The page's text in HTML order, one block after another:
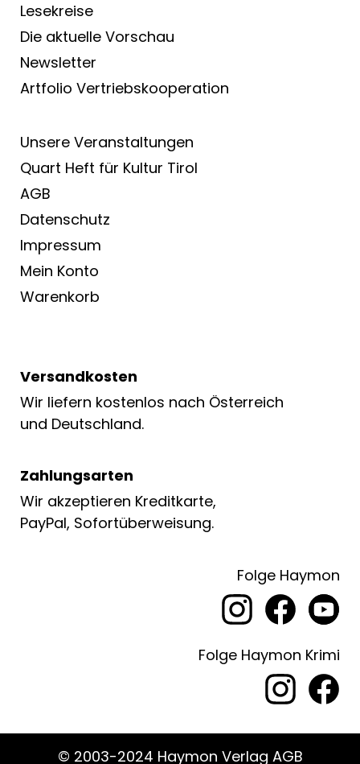
Lesekreise
Die aktuelle Vorschau
Newsletter
Artfolio Vertriebs­kooperation
Unsere Veranstaltungen
Quart Heft für Kultur Tirol
AGB
Datenschutz
Impressum
Mein Konto
Warenkorb
Versandkosten
Wir liefern kostenlos nach Österreich
und Deutschland.
Zahlungsarten
Wir akzeptieren Kreditkarte,
PayPal, Sofortüberweisung.
Folge Haymon
Folge Haymon Krimi
© 2003-2024 Haymon Verlag AGB